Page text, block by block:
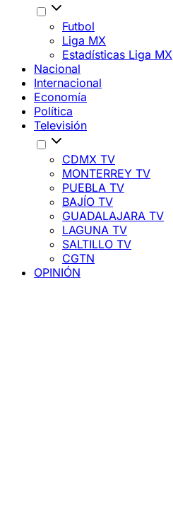
Futbol
Liga MX
Estadísticas Liga MX
Nacional
Internacional
Economía
Política
Televisión
CDMX TV
MONTERREY TV
PUEBLA TV
BAJÍO TV
GUADALAJARA TV
LAGUNA TV
SALTILLO TV
CGTN
OPINIÓN